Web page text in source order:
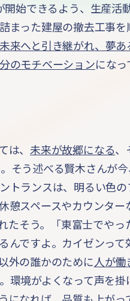
開始できるよう、生産活
まった建屋の撤去工事を
未来へと引き継がれ、夢
のモチベーションになっ
は、未来が故郷になる、
そう述べる賢木さんが今
トランスは、明るい色の
憩スペースやカウンター
たそう。「東富士でやっ
んですよ。カイゼンって
外の誰かのために人が働
環境がよくなって声を掛